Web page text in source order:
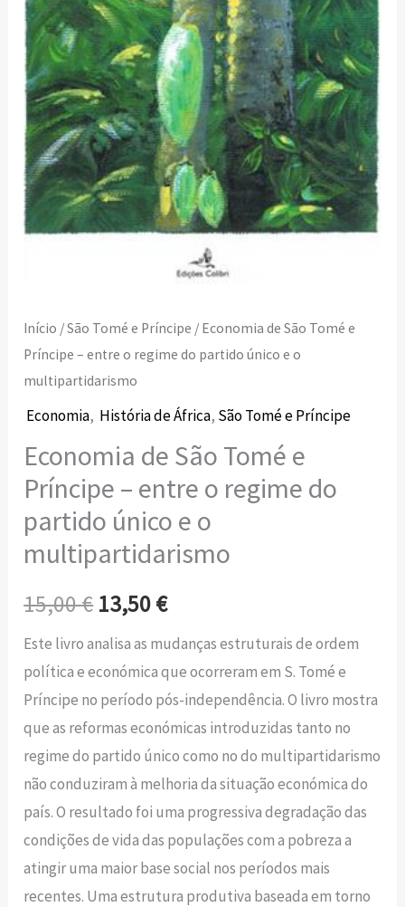
Início /São Tomé e Príncipe / Economia de São Tomé e
Príncipe – entre o regime do partido único e o
multipartidarismo
Economia, História de África, São Tomé e Príncipe
Economia de São Tomé e
Príncipe – entre o regime do
partido único e o
multipartidarismo
15,00€ 13,50€
Este livro analisa as mudanças estruturais de ordem
política e económica que ocorreram em S. Tomé e
Príncipe no período pós-independência. O livro mostra
que as reformas económicas introduzidas tanto no
regime do partido único como no do multipartidarismo
não conduziram à melhoria da situação económica do
país. O resultado foi uma progressiva degradação das
condições de vida das populações com a pobreza a
atingir uma maior base social nos períodos mais
recentes. Uma estrutura produtiva baseada em torno
o
regime
do
partido
único
e
o
multipartidarismo